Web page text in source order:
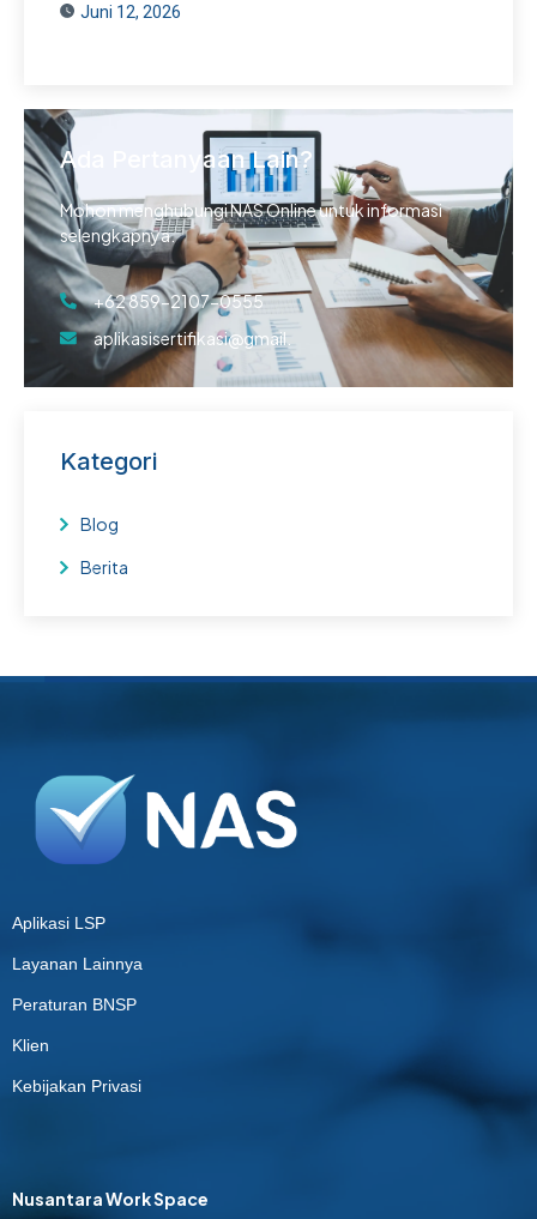
Juni 12, 2026
Ada Pertanyaan Lain?
Mohon menghubungi NAS Online untuk informasi
selengkapnya.
+62 859-2107-0555
aplikasisertifikasi@gmail.
Kategori
Blog
Berita
Aplikasi LSP
Layanan Lainnya
Peraturan BNSP
Klien
Kebijakan Privasi
Nusantara Work Space